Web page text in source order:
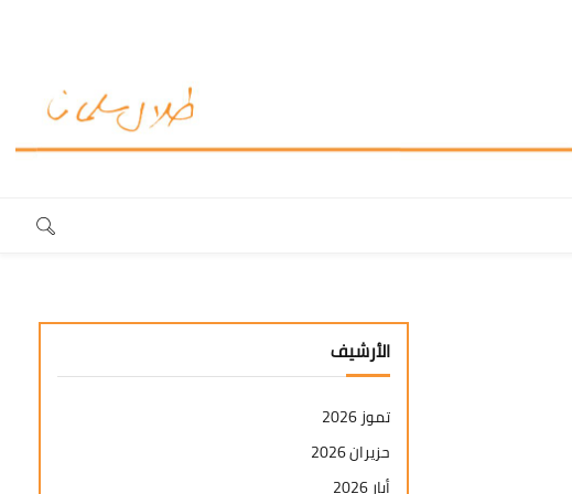
الأرشيف
تموز 2026
حزيران 2026
أيار 2026